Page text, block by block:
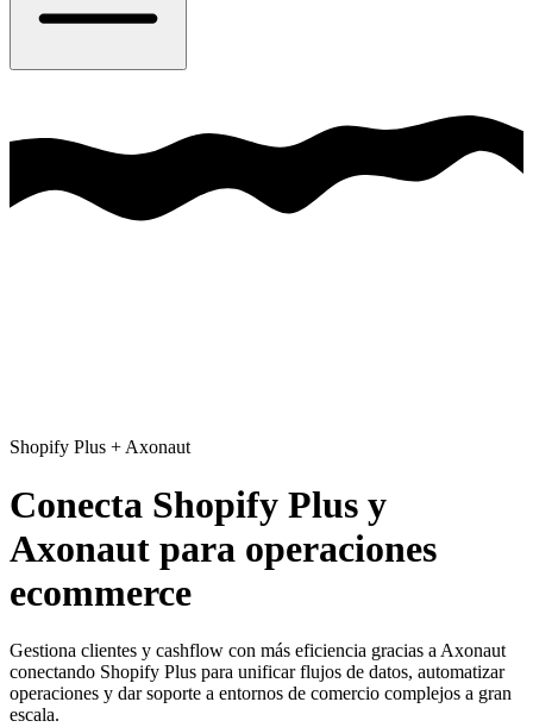
Shopify Plus + Axonaut
Conecta Shopify Plus y
Axonaut para operaciones
ecommerce
Gestiona clientes y cashflow con más eficiencia gracias a Axonaut
conectando Shopify Plus para unificar flujos de datos, automatizar
operaciones y dar soporte a entornos de comercio complejos a gran
escala.